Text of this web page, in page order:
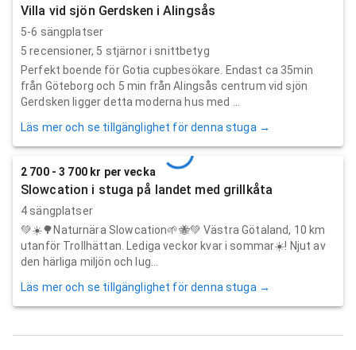
Villa vid sjön Gerdsken i Alingsås
5-6 sängplatser
5 recensioner, 5 stjärnor i snittbetyg
Perfekt boende för Gotia cupbesökare. Endast ca 35min
från Göteborg och 5 min från Alingsås centrum vid sjön
Gerdsken ligger detta moderna hus med ...
Läs mer och se tillgänglighet för denna stuga →
2 700 - 3 700 kr per vecka
Slowcation i stuga på landet med grillkåta
4 sängplatser
💚☀️🌳Naturnära Slowcation🌱🐝💚 Västra Götaland, 10 km
utanför Trollhättan. Lediga veckor kvar i sommar☀️! Njut av
den härliga miljön och lug...
Läs mer och se tillgänglighet för denna stuga →